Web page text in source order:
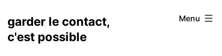
au
contenu
garder le contact,
c'est possible
Menu